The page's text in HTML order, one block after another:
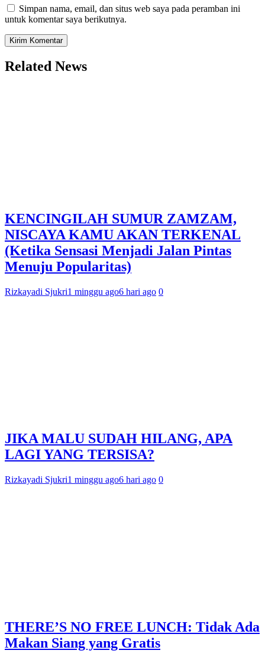
Simpan nama, email, dan situs web saya pada peramban ini
untuk komentar saya berikutnya.
Related News
KENCINGILAH SUMUR ZAMZAM,
NISCAYA KAMU AKAN TERKENAL
(Ketika Sensasi Menjadi Jalan Pintas
Menuju Popularitas)
Rizkayadi Sjukri1 minggu ago6 hari ago 0
JIKA MALU SUDAH HILANG, APA
LAGI YANG TERSISA?
Rizkayadi Sjukri1 minggu ago6 hari ago 0
THERE’S NO FREE LUNCH: Tidak Ada
Makan Siang yang Gratis